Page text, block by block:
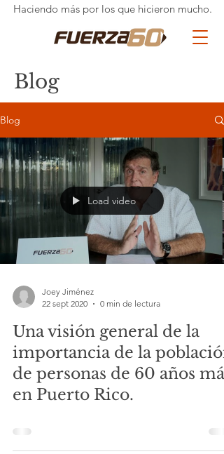
Haciendo más por los que hicieron mucho.
Blog
Blog
Load video
Joey Jiménez
22 sept 2020
0 min de lectura
Una visión general de la
importancia de la población
de personas de 60 años más
en Puerto Rico.